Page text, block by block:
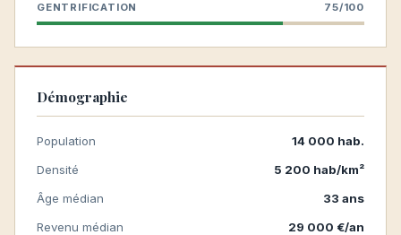
GENTRIFICATION 75/100
Démographie
Population
14 000 hab.
Densité
5 200 hab/km²
Âge médian
33 ans
Revenu médian
29 000 €/an